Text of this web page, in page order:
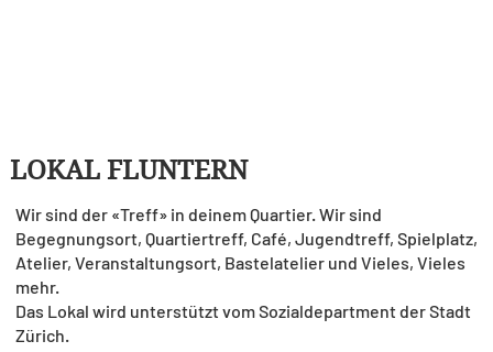
LOKAL FLUNTERN
Wir sind der «Treff» in deinem Quartier. Wir sind
Begegnungsort, Quartiertreff, Café, Jugendtreff, Spielplatz,
Atelier, Veranstaltungsort, Bastelatelier und Vieles, Vieles
mehr.
Das Lokal wird unterstützt vom Sozialdepartment der Stadt
Zürich.